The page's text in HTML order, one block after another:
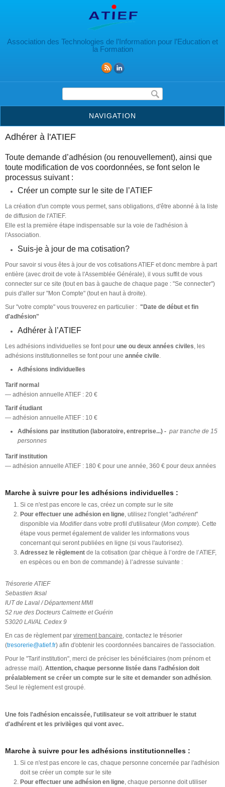
Association des Technologies de l’Information pour l’Education et
la Formation
Formulaire de recherche
NAVIGATION
Adhérer à l'ATIEF
Toute demande d’adhésion (ou renouvellement), ainsi que
toute modification de vos coordonnées, se font selon le
processus suivant :
Créer un compte sur le site de l’ATIEF
La création d'un compte vous permet, sans obligations, d'être abonné à la liste
de diffusion de l'ATIEF.
Elle est la première étape indispensable sur la voie de l'adhésion à
l'Association.
Suis-je à jour de ma cotisation?
Pour savoir si vous êtes à jour de vos cotisations ATIEF et donc membre à part
entière (avec droit de vote à l'Assemblée Générale), il vous suffit de vous
connecter sur ce site (tout en bas à gauche de chaque page : "Se connecter")
puis d'aller sur "Mon Compte" (tout en haut à droite).
Sur "votre compte" vous trouverez en particulier : "Date de début et fin
d'adhésion"
Adhérer à l’ATIEF
Les adhésions individuelles se font pour une ou deux années civiles, les
adhésions institutionnelles se font pour une année civile.
Adhésions individuelles
Tarif normal
— adhésion annuelle ATIEF : 20 €
Tarif étudiant
— adhésion annuelle ATIEF : 10 €
Adhésions par institution (laboratoire, entreprise...) - par tranche de 15
personnes
Tarif institution
— adhésion annuelle ATIEF : 180 € pour une année, 360 € pour deux années
Marche à suivre pour les adhésions individuelles :
Si ce n'est pas encore le cas, créez un compte sur le site
Pour effectuer une adhésion en ligne, utilisez l'onglet "adhérent"
disponible via Modifierdans votre profil d'utilisateur (Mon compte). Cette
étape vous permet également de valider les informations vous
concernant qui seront publiées en ligne (si vous l'autorisez).
Adressez le règlement de la cotisation (par chèque à l’ordre de l’ATIEF,
en espèces ou en bon de commande) à l’adresse suivante :
Trésorerie ATIEF
Sebastien Iksal
IUT de Laval / Département MMI
52 rue des Docteurs Calmette et Guérin
53020 LAVAL Cedex 9
En cas de règlement par virement bancaire, contactez le trésorier
(tresorerie@atief.fr) afin d'obtenir les coordonnées bancaires de l'association.
Pour le "Tarif institution", merci de préciser les bénéficiaires (nom prénom et
adresse mail). Attention, chaque personne listée dans l'adhésion doit
préalablement se créer un compte sur le site et demander son adhésion.
Seul le règlement est groupé.
Une fois l'adhésion encaissée, l'utilisateur se voit attribuer le statut
d'adhérent et les privilèges qui vont avec.
Marche à suivre pour les adhésions institutionnelles :
Si ce n'est pas encore le cas, chaque personne concernée par l'adhésion
doit se créer un compte sur le site
Pour effectuer une adhésion en ligne, chaque personne doit utiliser